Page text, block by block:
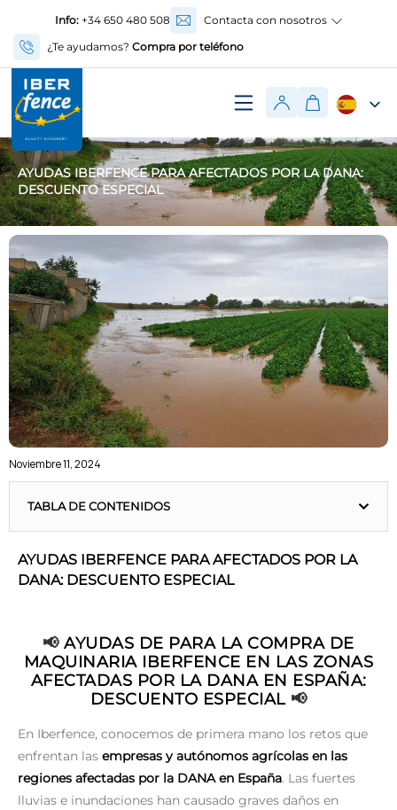
Info:+34 650 480 508
Contacta con nosotros
¿Te ayudamos? Compra por teléfono
AYUDAS IBERFENCE PARA AFECTADOS POR LA DANA:
DESCUENTO ESPECIAL
Noviembre 11, 2024
TABLA DE CONTENIDOS
AYUDAS IBERFENCE PARA AFECTADOS POR LA
DANA: DESCUENTO ESPECIAL
📢AYUDAS DE PARA LA COMPRA DE
MAQUINARIA IBERFENCE EN LAS ZONAS
AFECTADAS POR LA DANA EN ESPAÑA:
DESCUENTO ESPECIAL 📢
En Iberfence, conocemos de primera mano los retos que
enfrentan las empresas y autónomos agrícolas en las
regiones afectadas por la DANA en España. Las fuertes
lluvias e inundaciones han causado graves daños en